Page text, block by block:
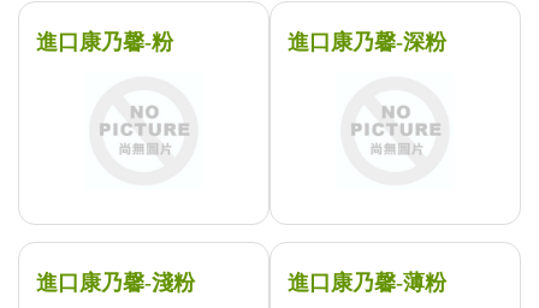
進口康乃馨-粉 進口康乃馨-深粉
進口康乃馨-淺粉 進口康乃馨-薄粉